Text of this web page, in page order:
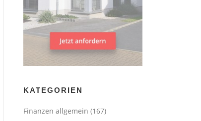
KATEGORIEN
Finanzen allgemein (167)